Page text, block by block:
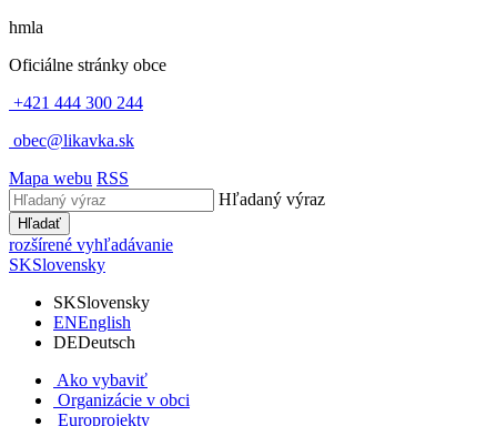
hmla
Oficiálne stránky obce
+421 444 300 244
obec@likavka.sk
Mapa webu RSS
Hľadaný výraz
Hľadať
rozšírené vyhľadávanie
SKSlovensky
SKSlovensky
ENEnglish
DEDeutsch
Ako vybaviť
Organizácie v obci
Europrojekty